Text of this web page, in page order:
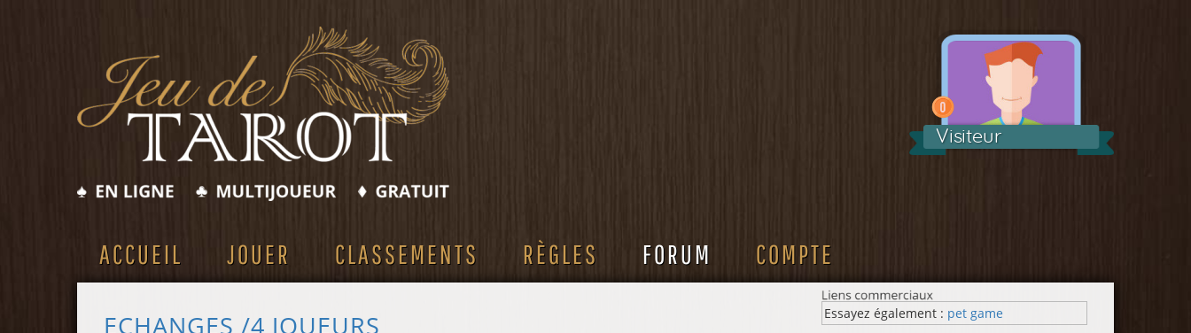
Visiteur
ACCUEIL JOUER CLASSEMENTS RÈGLES FORUM COMPTE
Essayez également : pet game
ECHANGES /4 JOUEURS